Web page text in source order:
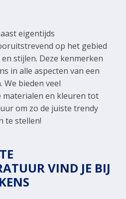
eigentijds
op het gebied
stijlen. Deze kenmerken
in alle aspecten van een
bieden veel
materialen en kleuren tot
om zo de juiste trendy
te stellen!
VIND JE BIJ